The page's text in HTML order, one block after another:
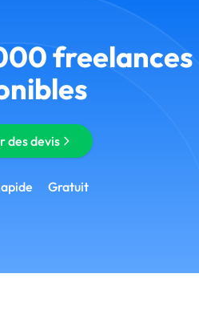
freelances
des devis
Gratuit